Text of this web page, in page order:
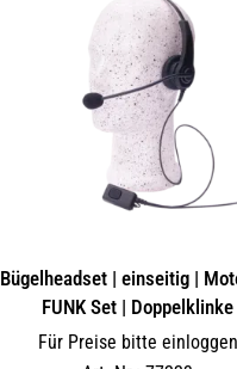
Bügelheadset | einseitig |
FUNK Set | Doppelklinke
Für Preise bitte einloggen